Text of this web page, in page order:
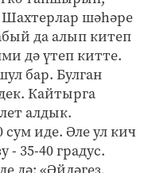
шәһәре
да алып китеп
дә үтеп китте.
бар. Булган
Кайтырга
алдык.
иде. Әле ул кич
- 35-40 градус.